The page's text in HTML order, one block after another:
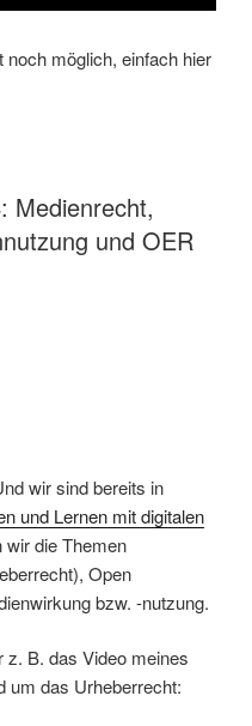
möglich, einfach hier
Medienrecht,
und OER
wir sind bereits in
und Lernen mit digitalen
wir die Themen
Open
bzw. -nutzung.
z. B. das Video meines
um das Urheberrecht: